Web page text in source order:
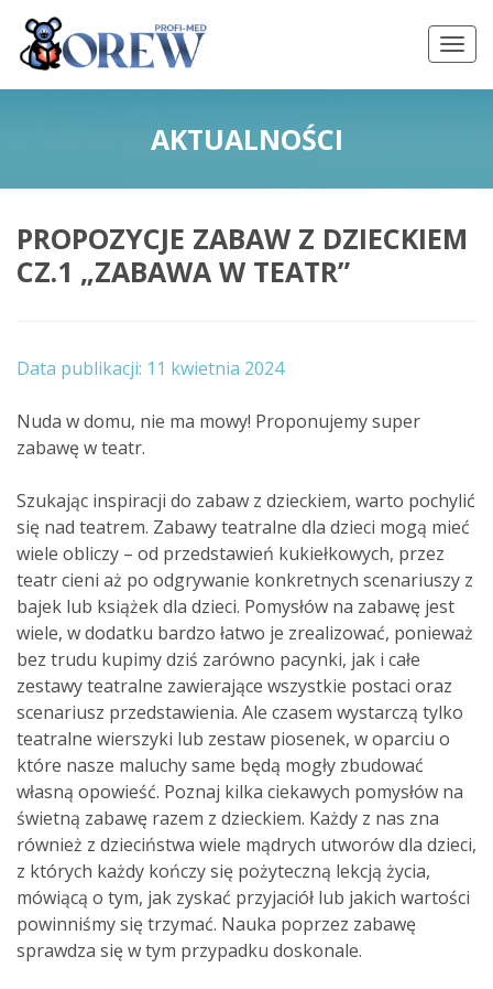
AKTUALNOŚCI
PROPOZYCJE ZABAW Z DZIECKIEM
CZ.1 „ZABAWA W TEATR”
11 kwietnia 2024
Nuda w domu, nie ma mowy! Proponujemy super
zabawę w teatr.
Szukając inspiracji do zabaw z dzieckiem, warto pochylić
się nad teatrem. Zabawy teatralne dla dzieci mogą mieć
wiele obliczy – od przedstawień kukiełkowych, przez
teatr cieni aż po odgrywanie konkretnych scenariuszy z
bajek lub książek dla dzieci. Pomysłów na zabawę jest
wiele, w dodatku bardzo łatwo je zrealizować, ponieważ
bez trudu kupimy dziś zarówno pacynki, jak i całe
zestawy teatralne zawierające wszystkie postaci oraz
scenariusz przedstawienia. Ale czasem wystarczą tylko
teatralne wierszyki lub zestaw piosenek, w oparciu o
które nasze maluchy same będą mogły zbudować
własną opowieść. Poznaj kilka ciekawych pomysłów na
świetną zabawę razem z dzieckiem. Każdy z nas zna
również z dzieciństwa wiele mądrych utworów dla dzieci,
z których każdy kończy się pożyteczną lekcją życia,
mówiącą o tym, jak zyskać przyjaciół lub jakich wartości
powinniśmy się trzymać. Nauka poprzez zabawę
sprawdza się w tym przypadku doskonale.